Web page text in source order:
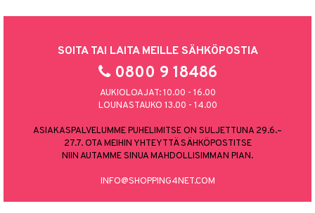
SOITA TAI LAITA MEILLE SÄHKÖPOSTIA
0800 9 18486
AUKIOLOAJAT: 10.00 - 16.00
LOUNASTAUKO 13.00 - 14.00
ASIAKASPALVELUMME PUHELIMITSE ON SULJETTUNA 29.6.–
27.7. OTA MEIHIN YHTEYTTÄ SÄHKÖPOSTITSE
NIIN AUTAMME SINUA MAHDOLLISIMMAN PIAN.
INFO@SHOPPING4NET.COM